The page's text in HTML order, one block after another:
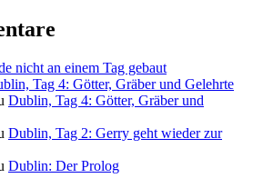
nicht an einem Tag gebaut
Tag 4: Götter, Gräber und Gelehrte
Dublin, Tag 4: Götter, Gräber und
Dublin, Tag 2: Gerry geht wieder zur
Dublin: Der Prolog